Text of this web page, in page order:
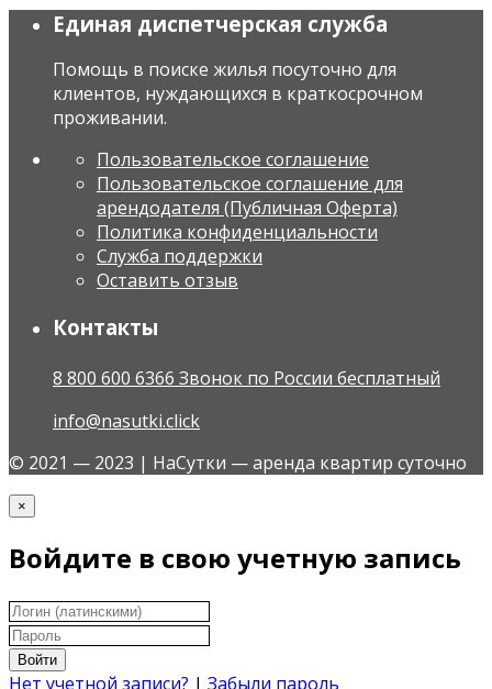
Единая диспетчерская служба
Помощь в поиске жилья посуточно для
клиентов, нуждающихся в краткосрочном
проживании.
Пользовательское соглашение
Пользовательское соглашение для
арендодателя (Публичная Оферта)
Политика конфиденциальности
Служба поддержки
Оставить отзыв
Контакты
8 800 600 6366 Звонок по России бесплатный
info@nasutki.click
© 2021 — 2023 | НаСутки — аренда квартир суточно
×
Войдите в свою учетную запись
Войти
Нет учетной записи? | Забыли пароль